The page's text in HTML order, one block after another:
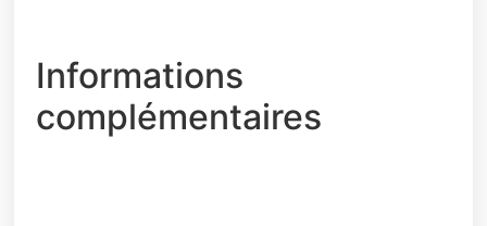
Informations
complémentaires